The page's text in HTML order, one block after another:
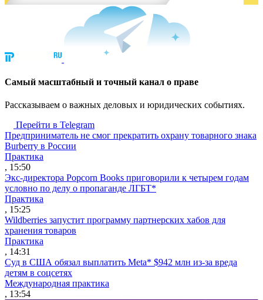
Cамый масштабный и точный канал о праве
Рассказываем о важных деловых и юридических событиях.
Перейти в Telegram
Предприниматель не смог прекратить охрану товарного знака
Burberry в России
Практика
, 15:50
Экс-директора Popcorn Books приговорили к четырем годам
условно по делу о пропаганде ЛГБТ*
Практика
, 15:25
Wildberries запустит программу партнерских хабов для
хранения товаров
Практика
, 14:31
Суд в США обязал выплатить Meta* $942 млн из-за вреда
детям в соцсетях
Международная практика
, 13:54